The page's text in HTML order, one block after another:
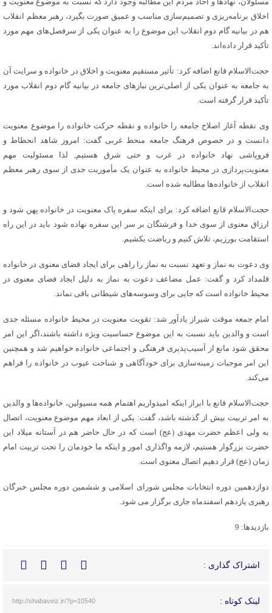
اخلاق برنامه‌ریزی و تصمیم‌سازی مناسب و عمیق صورت بگیرد، رهبر معظم انقلاب
هم در بیانیه گام دوم انقلاب این موضوع را به عنوان یکی از سرفصل‌های مهم مورد
تأکید قرار داده‌اند.
حجت‌الاسلام قانع اضافه کرد: تأثیر مستقیم معنویت و اخلاق در خانواده و سرایت آن
به جامعه به عنوان یکی از اصلی‌ترین نیازهای جامعه در بیانیه گام دوم انقلاب مورد
تأکید قرار گرفته است.
وی نقطه آغاز اصلاح جامعه را خانواده و نقطه حرکت خانواده را موضوع معنویت
دانست و در خصوص فرهنگ جامعه منحط غربی گفت: امروز شاهد انحطاط و
فروپاشی نهاد خانواده در غرب و حتی شرق هستیم, لذا مسئولیت مهم
معنویت‌پردازی در محیط خانواده به عنوان یک مأموریت جدی از سوی رهبر معظم
انقلاب از خانواده‌ها مطالبه شده است.
حجت‌الاسلام قانع اضافه کرد: برای اینکه سفره پاک معنویت در خانواده پهن شود و
ارزاق معنوی از سوی خدا و فرشتگان بر سر این سفره نهاده شود باید در این راه
استقامت بورزیم، تلاش کنیم و ریاضت بکشیم.
وی دعوت به نماز و تعهد نسبت به نماز را راهی برای ایجاد فضای معنوی در خانواده
قلمداد کرد و گفت: عمل مضاعف دعوت به نماز به دلیل ایجاد فضای معنوی در
محیط خانواده است که جایی برای وسوسه‌های شیطانی باقی نماند.
امام جمعه موقت شیراز یادآور شد: تقویت معنویت در محیط خانواده مسئله جدی
است و والدین باید نسبت به این موضوع حساسیت ویژه داشته باشند،اگر این امر
محقق شود مانع از آسیب‌پذیری فرهنگی و اجتماعی خانواده خواهیم شد و همچنین
این امر موجبات زمینه‌سازی برای خودآگاهی و شناخت عیوب در خانواده را فراهم
می‌کند.
حجت‌الاسلام قانع با ابراز اینکه امیدواریم اهتمام همه مسیولین، خانواده‌ها و والدین
به امر تربیت بیش از گذشته باشد، گفت: یکی از ابعاد مهم موضوع معنویت، اتصال
به ولی اعظم حضرت مهدی (عج) است که در حال حاضر هم در آستانه میلاد این
حضرت بزرگوار هستیم، لازمه واگذاری امور و اینکه ما خودمان را تحت تربیت امام
زمان (عج) قرار دهیم اتصال معنوی است.
دوازدهمین دوره انتخابات مجلس شورای اسلامی و ششمین دوره مجلس خبرگان
رهبری یازدهم اسفندماه جاری برگزار می شود.
بازدیدها: 9
اشتراک گذاری :
لینک کوتاه : http://shabaveiz.ir/?p=10540